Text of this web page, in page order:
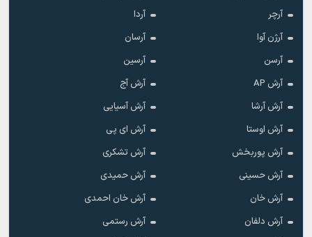
آرچر
آردا
آرژن آوا
آرسان
آرسن
آرسین
آرش AP
آرش آج
آرش آرشا
آرش آسیایی
آرش اوستا
آرش ای پی
آرش پوربخش
آرش تشکری
آرش حسینی
آرش حمیدی
آرش خان
آرش خان احمدی
آرش دلفان
آرش رستمى